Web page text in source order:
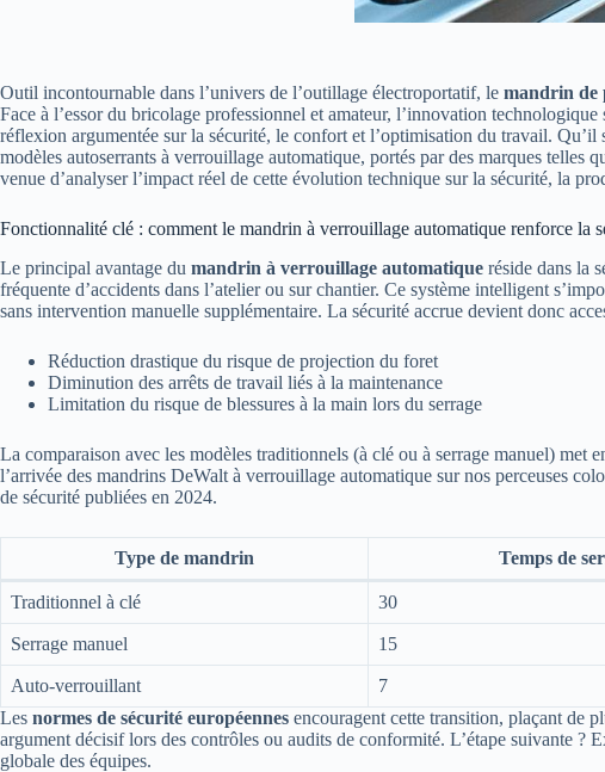
Outil incontournable dans l’univers de l’outillage électroportatif, le mandrin de
Face à l’essor du bricolage professionnel et amateur, l’innovation
réflexion argumentée sur la sécurité, le confort et l’optimisation du travail. Qu’il
modèles autoserrants à verrouillage automatique, portés par des marques
venue d’analyser l’impact réel de cette évolution technique sur la sécurité, la
Fonctionnalité clé : comment le mandrin à verrouillage automatique renforce la
Le principal avantage du mandrin à verrouillage automatique réside dans la
fréquente d’accidents dans l’atelier ou sur chantier. Ce système intelligent
sans intervention manuelle supplémentaire. La sécurité accrue devient donc
Réduction drastique du risque de projection du foret
Diminution des arrêts de travail liés à la maintenance
Limitation du risque de blessures à la main lors du serrage
La comparaison avec les modèles traditionnels (à clé ou à serrage manuel)
l’arrivée des mandrins DeWalt à verrouillage automatique sur nos perceuses
de sécurité publiées en 2024.
Type de mandrin Temps de
Traditionnel à clé 30
Serrage manuel 15
Auto-verrouillant 7
Les normes de sécurité européennes encouragent cette transition, plaçant de
argument décisif lors des contrôles ou audits de conformité. L’étape suivante
globale des équipes.